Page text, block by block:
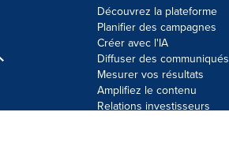
Découvrez la plateforme
Planifier des campagnes
Créer avec l'IA
Diffuser des communiqués
Mesurer vos résultats
Amplifiez le contenu
Relations investisseurs